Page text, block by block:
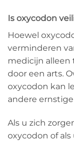
Is oxycodon
Hoewel
verminderen
medicijn alleen
door een arts.
oxycodon kan
andere
Als u zich
oxycodon of